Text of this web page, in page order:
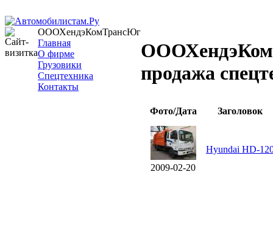
ОООХендэКомТрансЮг
Главная
О фирме
Грузовики
Спецтехника
Контакты
продажа
Фото/Дата Заголовок
2009-02-20
Hyundai HD-